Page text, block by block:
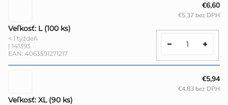
Veľkosť: L (100 ks)
< 1 týždeň
| 141393
EAN: 4063591271217
€6,60
€5,37 bez DPH
Veľkosť: XL (90 ks)
€5,94
€4,83 bez DPH